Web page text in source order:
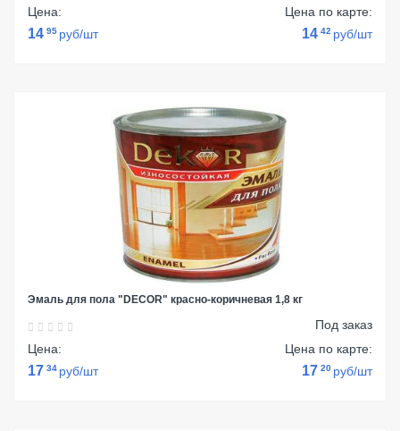
Цена:
14 95 руб/шт
Цена по карте:
14 42 руб/шт
Эмаль для пола "DECOR" красно-коричневая 1,8 кг
Под заказ
Цена:
17 34 руб/шт
Цена по карте:
17 20 руб/шт